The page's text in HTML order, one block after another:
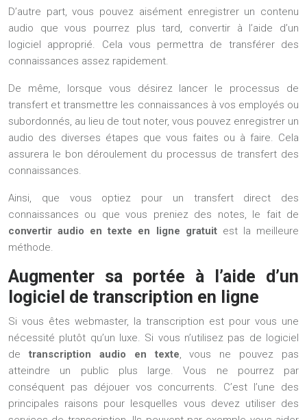
D’autre part, vous pouvez aisément enregistrer un contenu
audio que vous pourrez plus tard, convertir à l’aide d’un
logiciel approprié. Cela vous permettra de transférer des
connaissances assez rapidement.
De même, lorsque vous désirez lancer le processus de
transfert et transmettre les connaissances à vos employés ou
subordonnés, au lieu de tout noter, vous pouvez enregistrer un
audio des diverses étapes que vous faites ou à faire. Cela
assurera le bon déroulement du processus de transfert des
connaissances.
Ainsi, que vous optiez pour un transfert direct des
connaissances ou que vous preniez des notes, le fait de
convertir audio en texte en ligne gratuitest la meilleure
méthode.
Augmenter sa portée à l’aide d’un
logiciel de transcription en ligne
Si vous êtes webmaster, la transcription est pour vous une
nécessité plutôt qu’un luxe. Si vous n’utilisez pas de logiciel
de transcription audio en texte , vous ne pouvez pas
atteindre un public plus large. Vous ne pourrez par
conséquent pas déjouer vos concurrents. C’est l’une des
principales raisons pour lesquelles vous devez utiliser des